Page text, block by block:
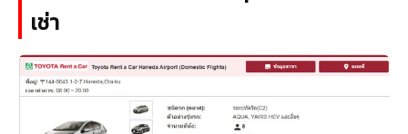
เช่า